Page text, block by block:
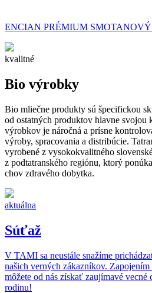
ENCIAN PRÉMIUM SMOTANOVÝ
kvalitné
Bio výrobky
Bio mliečne produkty sú špecifickou
od ostatných produktov hlavne svojou
výrobkov je náročná a prísne
výroby, spracovania a distribúcie.
vyrobené z vysokokvalitného
z podtatranského regiónu, ktorý
chov zdravého dobytka.
aktuálna
Súťaž
V TAMI sa neustále snažíme
našich verných zákazníkov.
môžete od nás získať zaujímavé
rodinu!